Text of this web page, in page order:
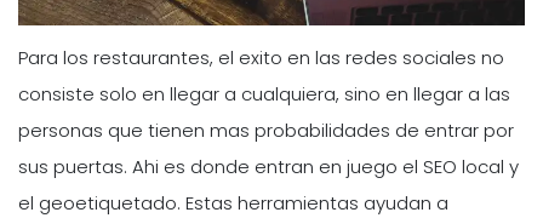
Para los restaurantes, el exito en las redes sociales no
consiste solo en llegar a cualquiera, sino en llegar a las
personas que tienen mas probabilidades de entrar por
sus puertas. Ahi es donde entran en juego el SEO local y
el geoetiquetado. Estas herramientas ayudan a